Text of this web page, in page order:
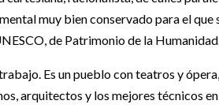
muy bien conservado para el
de Patrimonio de la
Es un pueblo con teatros y
arquitectos y los mejores técnicos